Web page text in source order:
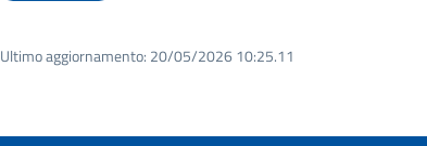
Ultimo aggiornamento: 20/05/2026 10:25.11